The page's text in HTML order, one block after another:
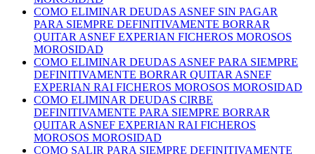
COMO ELIMINAR DEUDAS ASNEF SIN PAGAR
PARA SIEMPRE DEFINITIVAMENTE BORRAR
QUITAR ASNEF EXPERIAN FICHEROS MOROSOS
MOROSIDAD
COMO ELIMINAR DEUDAS ASNEF PARA SIEMPRE
DEFINITIVAMENTE BORRAR QUITAR ASNEF
EXPERIAN RAI FICHEROS MOROSOS MOROSIDAD
COMO ELIMINAR DEUDAS CIRBE
DEFINITIVAMENTE PARA SIEMPRE BORRAR
QUITAR ASNEF EXPERIAN RAI FICHEROS
MOROSOS MOROSIDAD
COMO SALIR PARA SIEMPRE DEFINITIVAMENTE